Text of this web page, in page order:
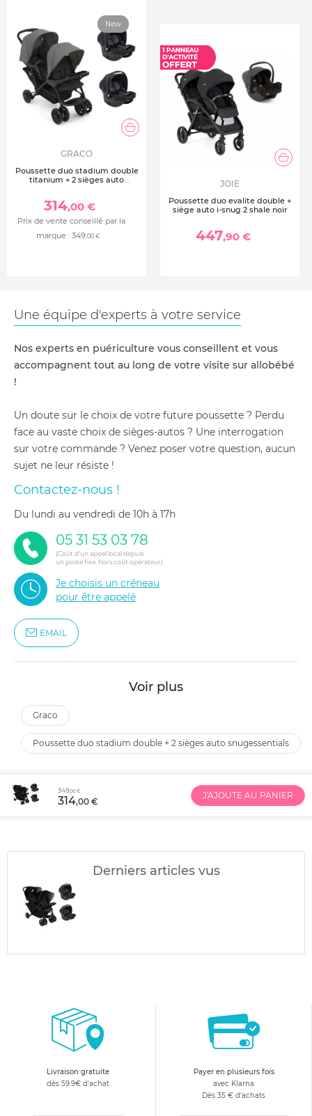
New
GRACO
Poussette duo stadium double
titanium + 2 sièges auto
314,00 €
Prix de vente conseillé par la
marque : 349,00 €
JOIE
Poussette duo evalite double +
siège auto i-snug 2 shale noir
447,90 €
Une équipe d'experts à votre service
Nos experts en puériculture vous conseillent et vous
accompagnent tout au long de votre visite sur allobébé
!
Un doute sur le choix de votre future poussette ? Perdu
face au vaste choix de sièges-autos ? Une interrogation
sur votre commande ? Venez poser votre question, aucun
sujet ne leur résiste !
Contactez-nous !
du lundi au vendredi de 10h à 17h
05 31 53 03 78
(Coût d'un appel local depuis
un poste fixe, hors coût opérateur)
Je choisis un créneau
pour être appelé
EMAIL
Voir plus
graco
poussette duo stadium double + 2 sièges auto snugessentials
349,00 €
314,00 €
J'AJOUTE AU PANIER
Derniers articles vus
Livraison gratuite
dès 59.9€ d'achat
Payer en plusieurs fois
avec Klarna
Dès 35 € d'achats